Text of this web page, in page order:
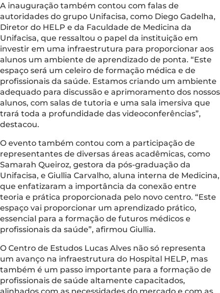
A inauguração também contou com falas de
autoridades do grupo Unifacisa, como Diego Gadelha,
Diretor do HELP e da Faculdade de Medicina da
Unifacisa, que ressaltou o papel da instituição em
investir em uma infraestrutura para proporcionar aos
alunos um ambiente de aprendizado de ponta. “Este
espaço será um celeiro de formação médica e de
profissionais da saúde. Estamos criando um ambiente
adequado para discussão e aprimoramento dos nossos
alunos, com salas de tutoria e uma sala imersiva que
trará toda a profundidade das videoconferências”,
destacou.
O evento também contou com a participação de
representantes de diversas áreas acadêmicas, como
Samarah Queiroz, gestora da pós-graduação da
Unifacisa, e Giullia Carvalho, aluna interna de Medicina,
que enfatizaram a importância da conexão entre
teoria e prática proporcionada pelo novo centro. “Este
espaço vai proporcionar um aprendizado prático,
essencial para a formação de futuros médicos e
profissionais da saúde”, afirmou Giullia.
O Centro de Estudos Lucas Alves não só representa
um avanço na infraestrutura do Hospital HELP, mas
também é um passo importante para a formação de
profissionais de saúde altamente capacitados,
alinhados com as necessidades do mercado e com as